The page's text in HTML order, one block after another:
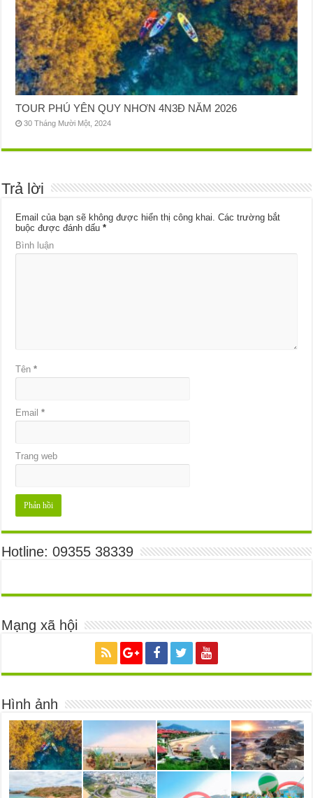
TOUR PHÚ YÊN QUY NHƠN 4N3Đ NĂM 2026
30 Tháng Mười Một, 2024
Trả lời
Email của bạn sẽ không được hiển thị công khai. Các trường bắt
buộc được đánh dấu*
Bình luận
Tên*
Email*
Trang web
Hotline: 09355 38339
Mạng xã hội
Hình ảnh